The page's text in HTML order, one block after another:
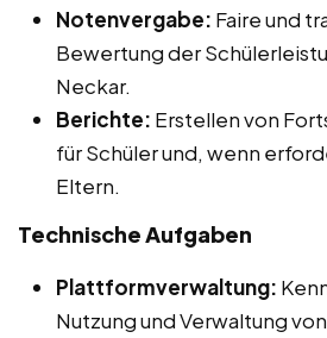
Notenvergabe: Faire und
Bewertung der
Neckar.
Berichte: Erstellen von
für Schüler und, wenn
Eltern.
Technische Aufgaben
Plattformverwaltung:
Nutzung und Verwaltung